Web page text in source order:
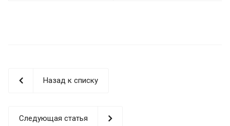
Назад к списку
Следующая статья